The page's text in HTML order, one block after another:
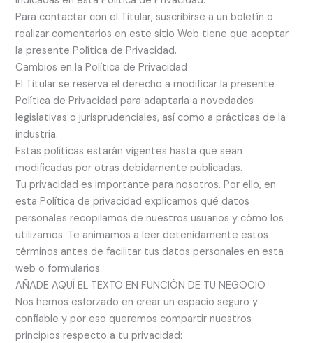
Para contactar con el Titular, suscribirse a un boletín o
realizar comentarios en este sitio Web tiene que aceptar
la presente Política de Privacidad.
Cambios en la Política de Privacidad
El Titular se reserva el derecho a modificar la presente
Política de Privacidad para adaptarla a novedades
legislativas o jurisprudenciales, así como a prácticas de la
industria.
Estas políticas estarán vigentes hasta que sean
modificadas por otras debidamente publicadas.
Tu privacidad es importante para nosotros. Por ello, en
esta Política de privacidad explicamos qué datos
personales recopilamos de nuestros usuarios y cómo los
utilizamos. Te animamos a leer detenidamente estos
términos antes de facilitar tus datos personales en esta
web o formularios.
AÑADE AQUÍ EL TEXTO EN FUNCIÓN DE TU NEGOCIO
Nos hemos esforzado en crear un espacio seguro y
confiable y por eso queremos compartir nuestros
principios respecto a tu privacidad: